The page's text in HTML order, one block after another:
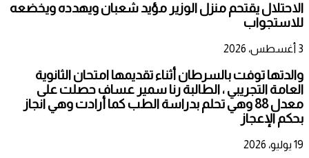
الاحتلال يقتحم منزل الوزير مؤيد شعبان ويهدده ويخضعه
للاستجواب
3 أغسطس، 2026
والدتها توفت بالسرطان أثناء تقديمها امتحان الثانوية
العامة التجريبي ، الطالبة رنا سمير عساف حصلت على
معدل 88 وهي تحلم بدراسة الطب كما أرادت وهي انجاز
بحكم الإعجاز
19 يوليو، 2026